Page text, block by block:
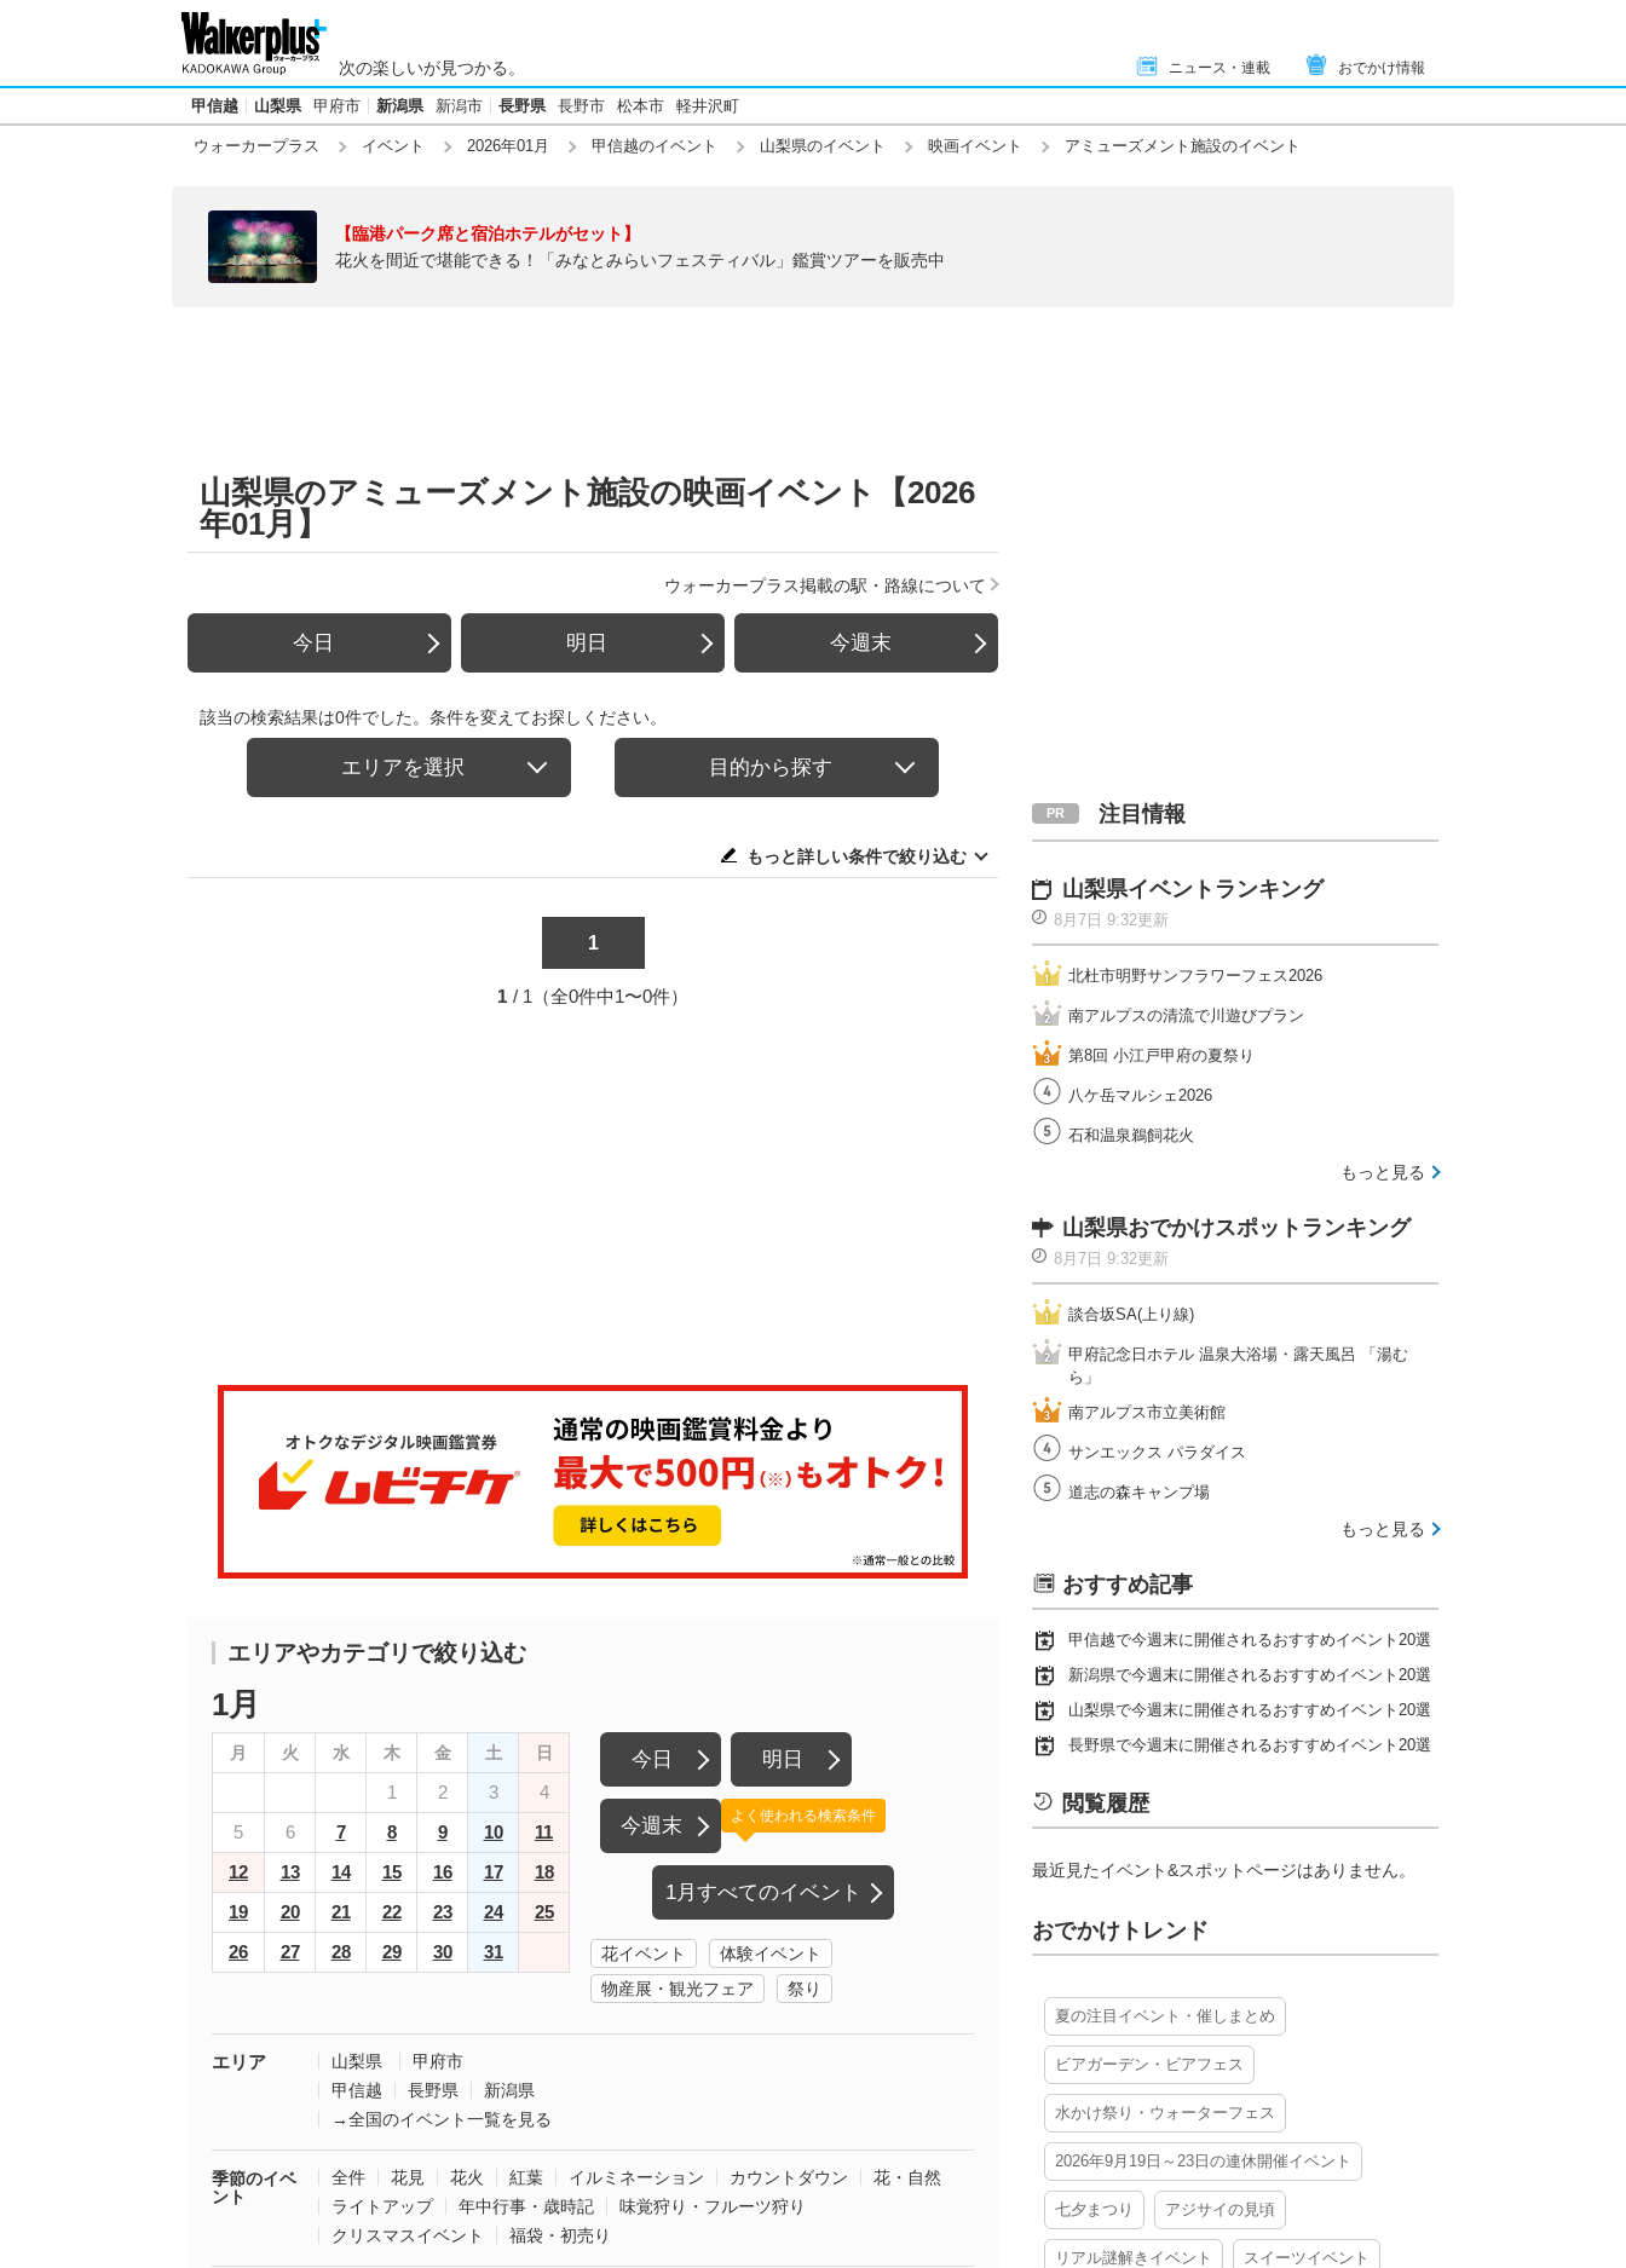
次の楽しいが見つかる。 ニュース・連載 おでかけ情報
甲信越 山梨県 甲府市 新潟県 新潟市 長野県 長野市 松本市 軽井沢町
ウォーカープラス イベント 2026年01月 甲信越のイベント 山梨県のイベント 映画イベント アミューズメント施設のイベント
【臨港パーク席と宿泊ホテルがセット】
花火を間近で堪能できる！「みなとみらいフェスティバル」鑑賞ツアーを販売中
山梨県のアミューズメント施設の映画イベント【2026
年01月】
ウォーカープラス掲載の駅・路線について
今日 明日 今週末
該当の検索結果は0件でした。条件を変えてお探しください。
エリアを選択 目的から探す
もっと詳しい条件で絞り込む
1
1 / 1（全0件中1〜0件）
エリアやカテゴリで絞り込む
1月
月 火 水 木 金 土 日
1 2 3
4
5
6 7 8 9 10
11
12
13 14 15 16 17
18
19
20 21 22 23 24
25
26
27 28 29 30 31
今日 明日
今週末
1月すべてのイベント
よく使われる検索条件
花イベント
体験イベント
物産展・観光フェア
祭り
エリア 山梨県
甲府市
甲信越
長野県
新潟県
→全国のイベント一覧を見る
季節のイベ
ント
全件 花見 花火 紅葉 イルミネーション カウントダウン
花・自然
ライトアップ
年中行事・歳時記
味覚狩り・フルーツ狩り
クリスマスイベント
福袋・初売り
注目情報
山梨県イベントランキング
8月7日 9:32更新
北杜市明野サンフラワーフェス2026
南アルプスの清流で川遊びプラン
第8回 小江戸甲府の夏祭り
八ケ岳マルシェ2026
石和温泉鵜飼花火
もっと見る
山梨県おでかけスポットランキング
8月7日 9:32更新
談合坂SA(上り線)
甲府記念日ホテル 温泉大浴場・露天風呂 「湯む
ら」
南アルプス市立美術館
サンエックス パラダイス
道志の森キャンプ場
もっと見る
おすすめ記事
甲信越で今週末に開催されるおすすめイベント20選
新潟県で今週末に開催されるおすすめイベント20選
山梨県で今週末に開催されるおすすめイベント20選
長野県で今週末に開催されるおすすめイベント20選
閲覧履歴
最近見たイベント&スポットページはありません。
おでかけトレンド
夏の注目イベント・催しまとめ
ビアガーデン・ビアフェス
水かけ祭り・ウォーターフェス
2026年9月19日～23日の連休開催イベント
七夕まつり アジサイの見頃
リアル謎解きイベント スイーツイベント